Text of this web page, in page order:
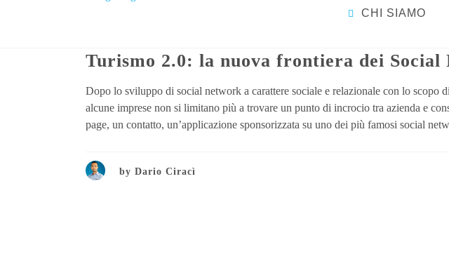
CHI SIAMO
Turismo 2.0: la nuova frontiera dei Social
Dopo lo sviluppo di social network a carattere sociale e relazionale con lo scopo
alcune imprese non si limitano più a trovare un punto di incrocio tra azienda e
page, un contatto, un’applicazione sponsorizzata su uno dei più famosi social
by Dario Ciracì